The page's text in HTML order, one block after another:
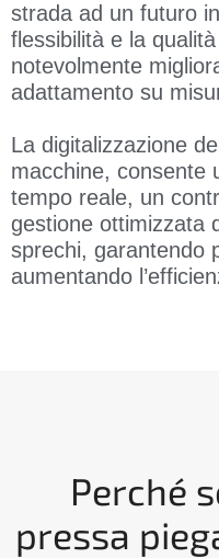
strada ad un futuro
flessibilità e la
notevolmente
adattamento su
La digitalizzazione
macchine, consente
tempo reale, un
gestione ottimizzata
sprechi, garantendo
aumentando
Perché
pressa